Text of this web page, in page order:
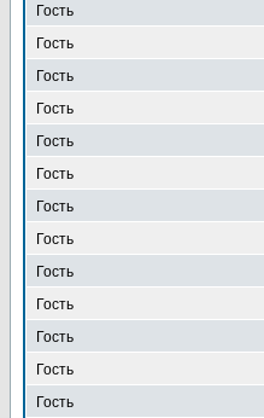
Гость
Гость
Гость
Гость
Гость
Гость
Гость
Гость
Гость
Гость
Гость
Гость
Гость